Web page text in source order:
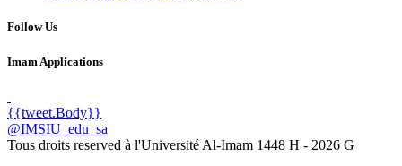
Follow Us
Imam Applications
{{tweet.Body}}
@IMSIU_edu_sa
Tous droits reserved à l'Université Al-Imam 1448 H - 2026 G